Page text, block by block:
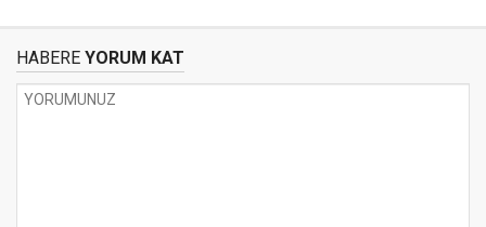
HABERE YORUM KAT